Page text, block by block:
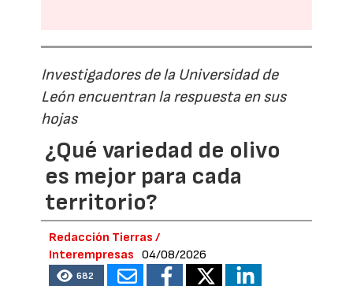
Investigadores de la Universidad de
León encuentran la respuesta en sus
hojas
¿Qué variedad de olivo
es mejor para cada
territorio?
Redacción Tierras /
Interempresas
04/08/2026
682